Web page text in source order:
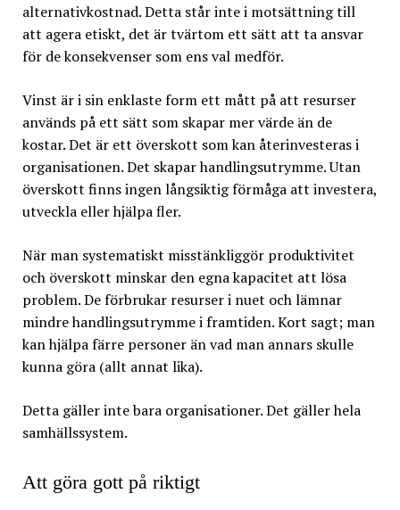
alternativkostnad. Detta står inte i motsättning till
att agera etiskt, det är tvärtom ett sätt att ta ansvar
för de konsekvenser som ens val medför.
Vinst är i sin enklaste form ett mått på att resurser
används på ett sätt som skapar mer värde än de
kostar. Det är ett överskott som kan återinvesteras i
organisationen. Det skapar handlingsutrymme. Utan
överskott finns ingen långsiktig förmåga att investera,
utveckla eller hjälpa fler.
När man systematiskt misstänkliggör produktivitet
och överskott minskar den egna kapacitet att lösa
problem. De förbrukar resurser i nuet och lämnar
mindre handlingsutrymme i framtiden. Kort sagt; man
kan hjälpa färre personer än vad man annars skulle
kunna göra (allt annat lika).
Detta gäller inte bara organisationer. Det gäller hela
samhällssystem.
Att göra gott på riktigt